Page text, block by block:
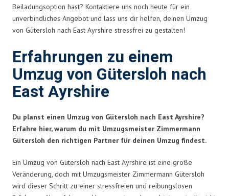
Beiladungsoption hast? Kontaktiere uns noch heute für ein
unverbindliches Angebot und lass uns dir helfen, deinen Umzug
von Gütersloh nach East Ayrshire stressfrei zu gestalten!
Erfahrungen zu einem
Umzug von Gütersloh nach
East Ayrshire
Du planst einen Umzug von Gütersloh nach East Ayrshire?
Erfahre hier, warum du mit Umzugsmeister Zimmermann
Gütersloh den richtigen Partner für deinen Umzug findest.
Ein Umzug von Gütersloh nach East Ayrshire ist eine große
Veränderung, doch mit Umzugsmeister Zimmermann Gütersloh
wird dieser Schritt zu einer stressfreien und reibungslosen